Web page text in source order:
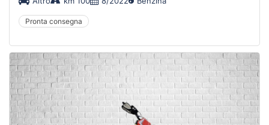
Pronta consegna